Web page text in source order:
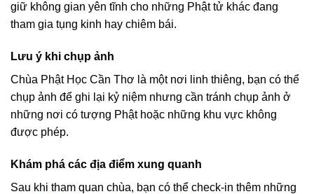
giữ không gian yên tĩnh cho những Phật tử khác đang
tham gia tụng kinh hay chiêm bái.
Lưu ý khi chụp ảnh
Chùa Phật Học Cần Thơ là một nơi linh thiêng, bạn có thể
chụp ảnh để ghi lại kỷ niệm nhưng cần tránh chụp ảnh ở
những nơi có tượng Phật hoặc những khu vực không
được phép.
Khám phá các địa điểm xung quanh
Sau khi tham quan chùa, bạn có thể check-in thêm những